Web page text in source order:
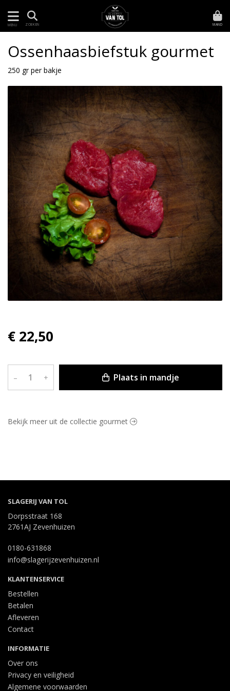
MENU ZOEKEN MAND
Ossenhaasbiefstuk gourmet
250 gr per bakje
€ 22,50
– + Plaats in mandje
Bekijk meer uit de collectie gourmet
SLAGERIJ VAN TOL
Dorpsstraat 168
2761AJ Zevenhuizen
0180-631868
info@slagerijzevenhuizen.nl
KLANTENSERVICE
Bestellen
Betalen
Afleveren
Contact
INFORMATIE
Over ons
Privacy en veiligheid
Algemene voorwaarden